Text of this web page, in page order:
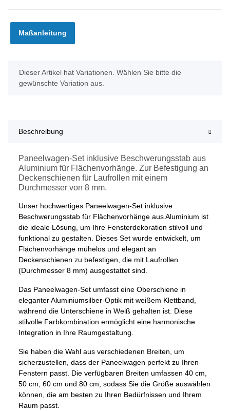
Maßanleitung
x
Dieser Artikel hat Variationen. Wählen Sie bitte die
gewünschte Variation aus.
Beschreibung
Paneelwagen-Set inklusive Beschwerungsstab aus
Aluminium für Flächenvorhänge. Zur Befestigung an
Deckenschienen für Laufrollen mit einem
Durchmesser von 8 mm.
Unser hochwertiges Paneelwagen-Set inklusive
Beschwerungsstab für Flächenvorhänge aus Aluminium ist
die ideale Lösung, um Ihre Fensterdekoration stilvoll und
funktional zu gestalten. Dieses Set wurde entwickelt, um
Flächenvorhänge mühelos und elegant an
Deckenschienen zu befestigen, die mit Laufrollen
(Durchmesser 8 mm) ausgestattet sind.
Das Paneelwagen-Set umfasst eine Oberschiene in
eleganter Aluminiumsilber-Optik mit weißem Klettband,
während die Unterschiene in Weiß gehalten ist. Diese
stilvolle Farbkombination ermöglicht eine harmonische
Integration in Ihre Raumgestaltung.
Sie haben die Wahl aus verschiedenen Breiten, um
sicherzustellen, dass der Paneelwagen perfekt zu Ihren
Fenstern passt. Die verfügbaren Breiten umfassen 40 cm,
50 cm, 60 cm und 80 cm, sodass Sie die Größe auswählen
können, die am besten zu Ihren Bedürfnissen und Ihrem
Raum passt.